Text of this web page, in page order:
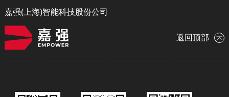
嘉强(上海)智能科技股份公司
返回顶部